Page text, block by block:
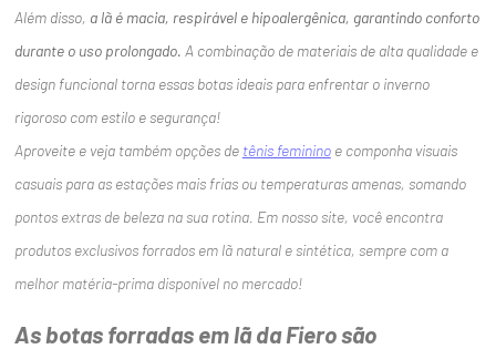
Além disso, a lã é macia, respirável e hipoalergênica, garantindo conforto
durante o uso prolongado. A combinação de materiais de alta qualidade e
design funcional torna essas botas ideais para enfrentar o inverno
rigoroso com estilo e segurança!
Aproveite e veja também opções de tênis femininoe componha visuais
casuais para as estações mais frias ou temperaturas amenas, somando
pontos extras de beleza na sua rotina. Em nosso site, você encontra
produtos exclusivos forrados em lã natural e sintética, sempre com a
melhor matéria-prima disponível no mercado!
As botas forradas em lã da Fiero são